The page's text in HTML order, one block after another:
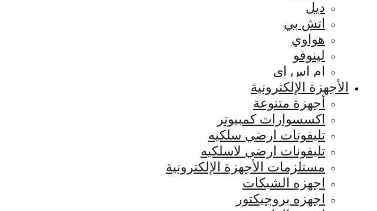
ديل
اتش بي
هواوي
لينوفو
ام اس اي
الأجهزة الإلكترونية
أجهزة متنوعة
اكسسوارات كمبيوتر
تليفونات ارضي سلكيه
تليفونات ارضي لاسلكيه
مستلزمات الأجهزة الإلكترونية
اجهزه الشبكات
اجهزه بروجيكتور